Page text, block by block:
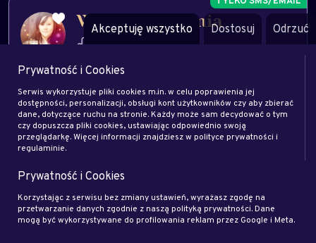
Wróżka Apolonia
Lew
Zamów rozmowę Zapytaj eksperta
708 788 674
224 179 7394.31 zł/min brutto
Akceptuję wszystko Dostosuj Odrzuć
Prywatność i Cookies
Serwis wykorzystuje pliki cookies m.in. w celu poprawienia jej
dostępności, personalizacji, obsługi kont użytkowników czy aby zbierać
dane, dotyczące ruchu na stronie. Każdy może sam decydować o tym
czy dopuszcza pliki cookies, ustawiając odpowiednio swoją
przeglądarkę. Więcej informacji znajdziesz w polityce prywatności i
regulaminie.
Prywatność i Cookies
Korzystając z serwisu bez zmiany ustawień, wyrażasz zgodę na
przetwarzanie danych zgodnie z naszą polityką prywatności. Dane
mogą być wykorzystywane do profilowania reklam przez Google i Meta.